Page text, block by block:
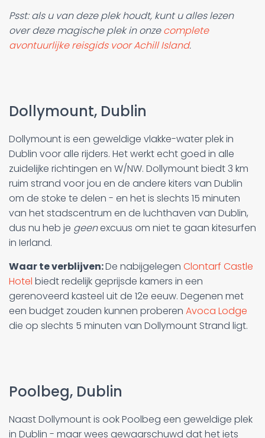
Psst: als u van deze plek houdt, kunt u alles lezen
over deze magische plek in onzecomplete
avontuurlijke reisgids voor Achill Island.
Dollymount, Dublin
Dollymount is een geweldige vlakke-water plek in
Dublin voor alle rijders. Het werkt echt goed in alle
zuidelijke richtingen en W/NW. Dollymount biedt 3 km
ruim strand voor jou en de andere kiters van Dublin
om de stoke te delen - en het is slechts 15 minuten
van het stadscentrum en de luchthaven van Dublin,
dus nu heb je geenexcuus om niet te gaan kitesurfen
in Ierland.
Waar te verblijven:De nabijgelegen Clontarf Castle
Hotel biedt redelijk geprijsde kamers in een
gerenoveerd kasteel uit de 12e eeuw. Degenen met
een budget zouden kunnen proberen Avoca Lodge
die op slechts 5 minuten van Dollymount Strand ligt.
Poolbeg, Dublin
Naast Dollymount is ook Poolbeg een geweldige plek
in Dublin - maar wees gewaarschuwd dat het iets